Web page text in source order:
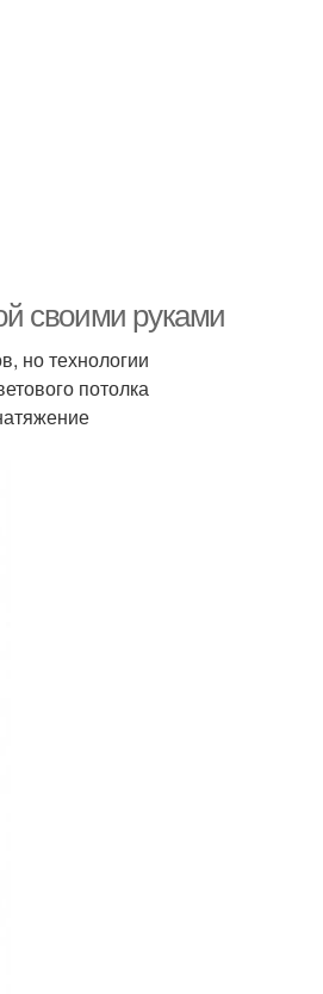
своими руками
но технологии
потолка